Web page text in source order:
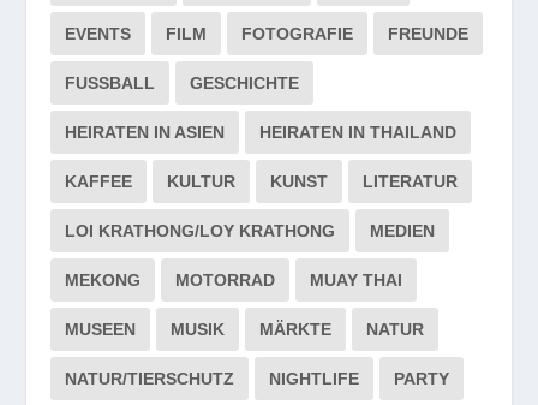
EVENTS FILM FOTOGRAFIE FREUNDE
FUSSBALL GESCHICHTE
HEIRATEN IN ASIEN HEIRATEN IN THAILAND
KAFFEE KULTUR KUNST LITERATUR
LOI KRATHONG/LOY KRATHONG MEDIEN
MEKONG MOTORRAD MUAY THAI
MUSEEN MUSIK MÄRKTE NATUR
NATUR/TIERSCHUTZ NIGHTLIFE PARTY